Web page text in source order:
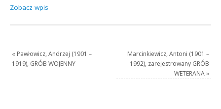
Zobacz wpis
« Pawłowicz, Andrzej (1901 –
1919), GRÓB WOJENNY
Marcinkiewicz, Antoni (1901 –
1992), zarejestrowany GRÓB
WETERANA»